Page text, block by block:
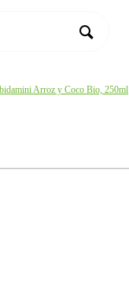
Arroz y Coco Bio, 250ml